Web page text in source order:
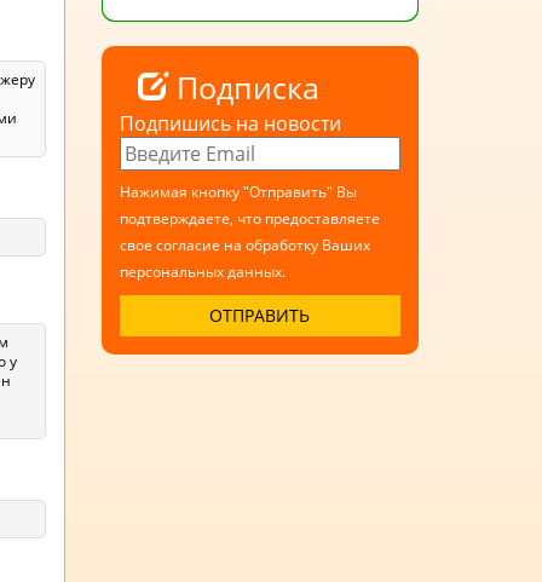
у
Подписка
Подпишись на новости
Нажимая кнопку "Отправить" Вы
подтверждаете, что предоставляете
свое согласие на обработку Ваших
персональных данных.